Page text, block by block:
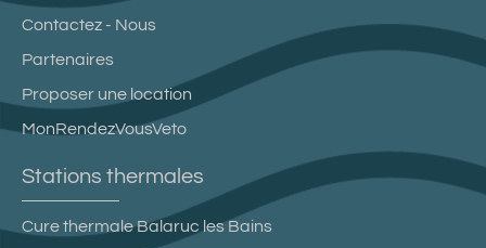
Contactez - Nous
Partenaires
Proposer une location
MonRendezVousVeto
Stations thermales
Cure thermale Balaruc les Bains